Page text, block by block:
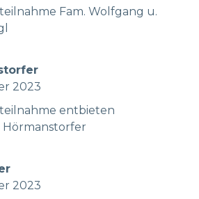
Fam. Wolfgang u.
2023
entbieten
Hörmanstorfer
2023